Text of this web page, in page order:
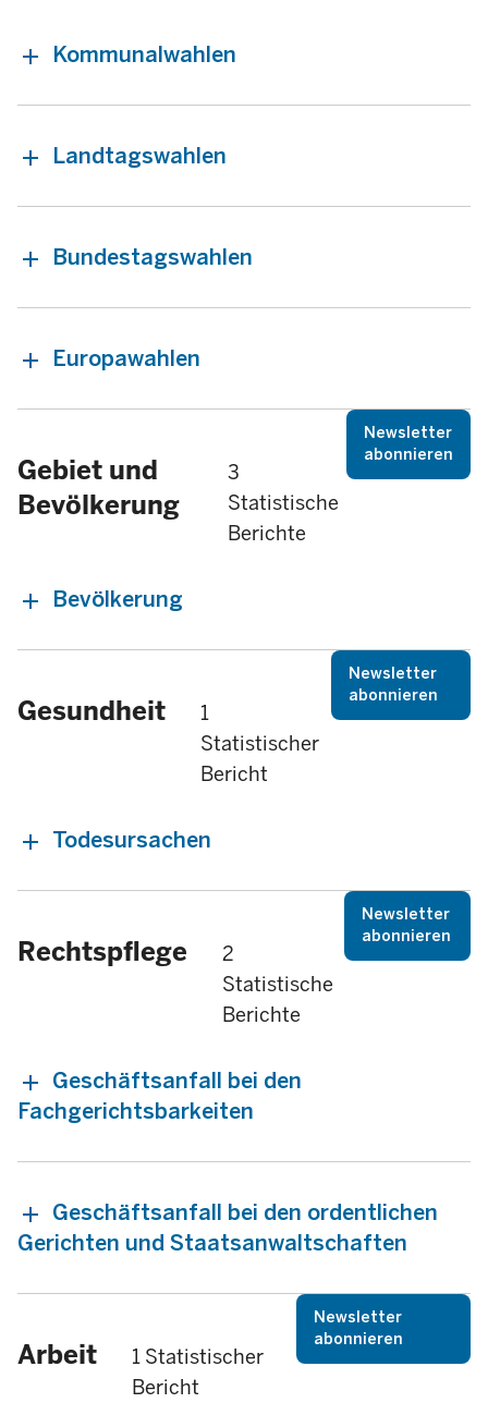
Kommunalwahlen
Landtagswahlen
Bundestagswahlen
Europawahlen
Gebiet und
Bevölkerung
3
Statistische
Berichte
Newsletter
abonnieren
Bevölkerung
Gesundheit
1
Statistischer
Bericht
Newsletter
abonnieren
Todesursachen
Rechtspflege
2
Statistische
Berichte
Newsletter
abonnieren
Geschäftsanfall bei den
Fachgerichtsbarkeiten
Geschäftsanfall bei den ordentlichen
Gerichten und Staatsanwaltschaften
Arbeit
1 Statistischer
Bericht
Newsletter
abonnieren